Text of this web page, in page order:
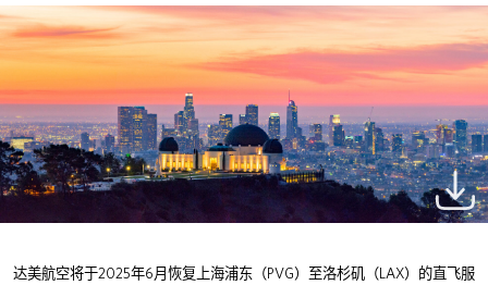
达美航空将于2025年6 月恢复上海浦东（PVG）至洛杉矶（LAX）的直飞服